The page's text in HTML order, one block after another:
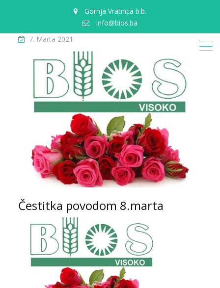
Gornja Vratnica b.b.
info@bios.ba
7. Marta 2021.
Čestitka povodom 8.marta